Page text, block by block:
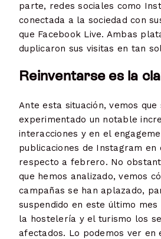
parte, redes sociales como
conectada a la sociedad con
que Facebook Live. Ambas
duplicaron sus visitas en tan
Reinventarse es la
Ante esta situación, vemos que
experimentado un notable
interacciones y en el
publicaciones de Instagram en
respecto a febrero. No
que hemos analizado, vemos
campañas se han aplazado,
suspendido en este último mes
la hostelería y el turismo los
afectados. Lo podemos ver en